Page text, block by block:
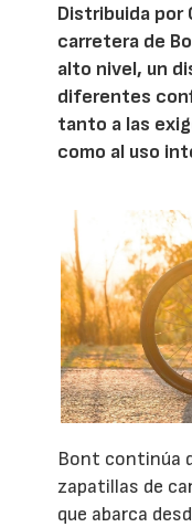
Distribuida por
carretera de
alto nivel, un
diferentes
tanto a las
como al uso
Bont continúa
zapatillas de
que abarca